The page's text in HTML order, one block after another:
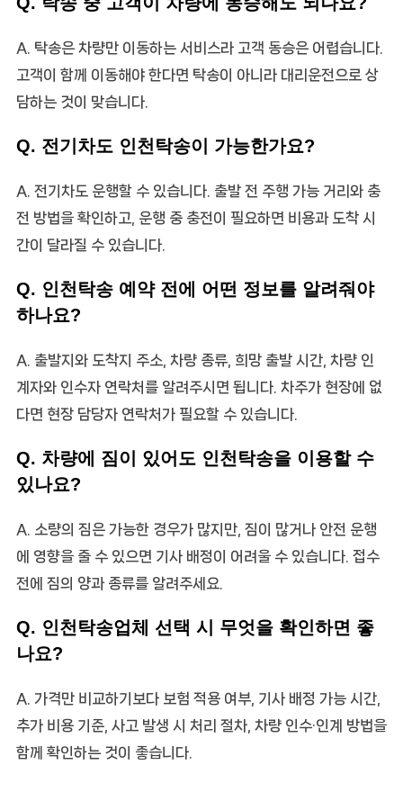
A. 탁송은 차량만 이동하는 서비스라 고객 동승은 어렵습니다.
고객이 함께 이동해야 한다면 탁송이 아니라 대리운전으로 상
담하는 것이 맞습니다.
Q. 전기차도 인천탁송이 가능한가요?
A. 전기차도 운행할 수 있습니다. 출발 전 주행 가능 거리와 충
전 방법을 확인하고, 운행 중 충전이 필요하면 비용과 도착 시
간이 달라질 수 있습니다.
Q. 인천탁송 예약 전에 어떤 정보를 알려줘야
하나요?
A. 출발지와 도착지 주소, 차량 종류, 희망 출발 시간, 차량 인
계자와 인수자 연락처를 알려주시면 됩니다. 차주가 현장에 없
다면 현장 담당자 연락처가 필요할 수 있습니다.
Q. 차량에 짐이 있어도 인천탁송을 이용할 수
있나요?
A. 소량의 짐은 가능한 경우가 많지만, 짐이 많거나 안전 운행
에 영향을 줄 수 있으면 기사 배정이 어려울 수 있습니다. 접수
전에 짐의 양과 종류를 알려주세요.
Q. 인천탁송업체 선택 시 무엇을 확인하면 좋
나요?
A. 가격만 비교하기보다 보험 적용 여부, 기사 배정 가능 시간,
추가 비용 기준, 사고 발생 시 처리 절차, 차량 인수·인계 방법을
함께 확인하는 것이 좋습니다.